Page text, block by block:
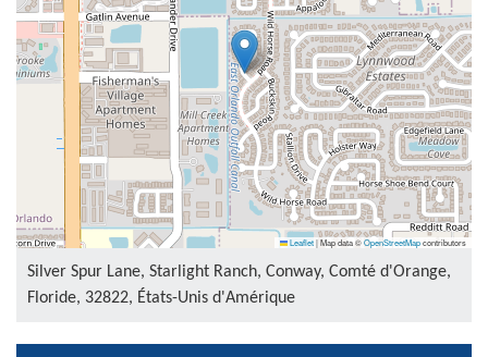
Leaflet|Map data ©OpenStreetMapcontributors
Silver Spur Lane, Starlight Ranch, Conway, Comté d'Orange,
Floride, 32822, États-Unis d'Amérique